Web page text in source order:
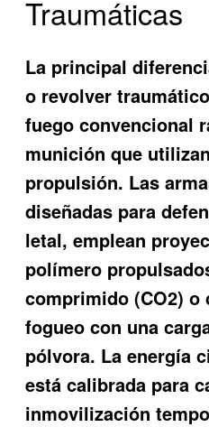
Traumáticas
La principal
o revolver
fuego convencional
munición que
propulsión. Las
diseñadas para
letal, emplean
polímero
comprimido (CO2) o
fogueo con una
pólvora. La energía
está calibrada para
inmovilización